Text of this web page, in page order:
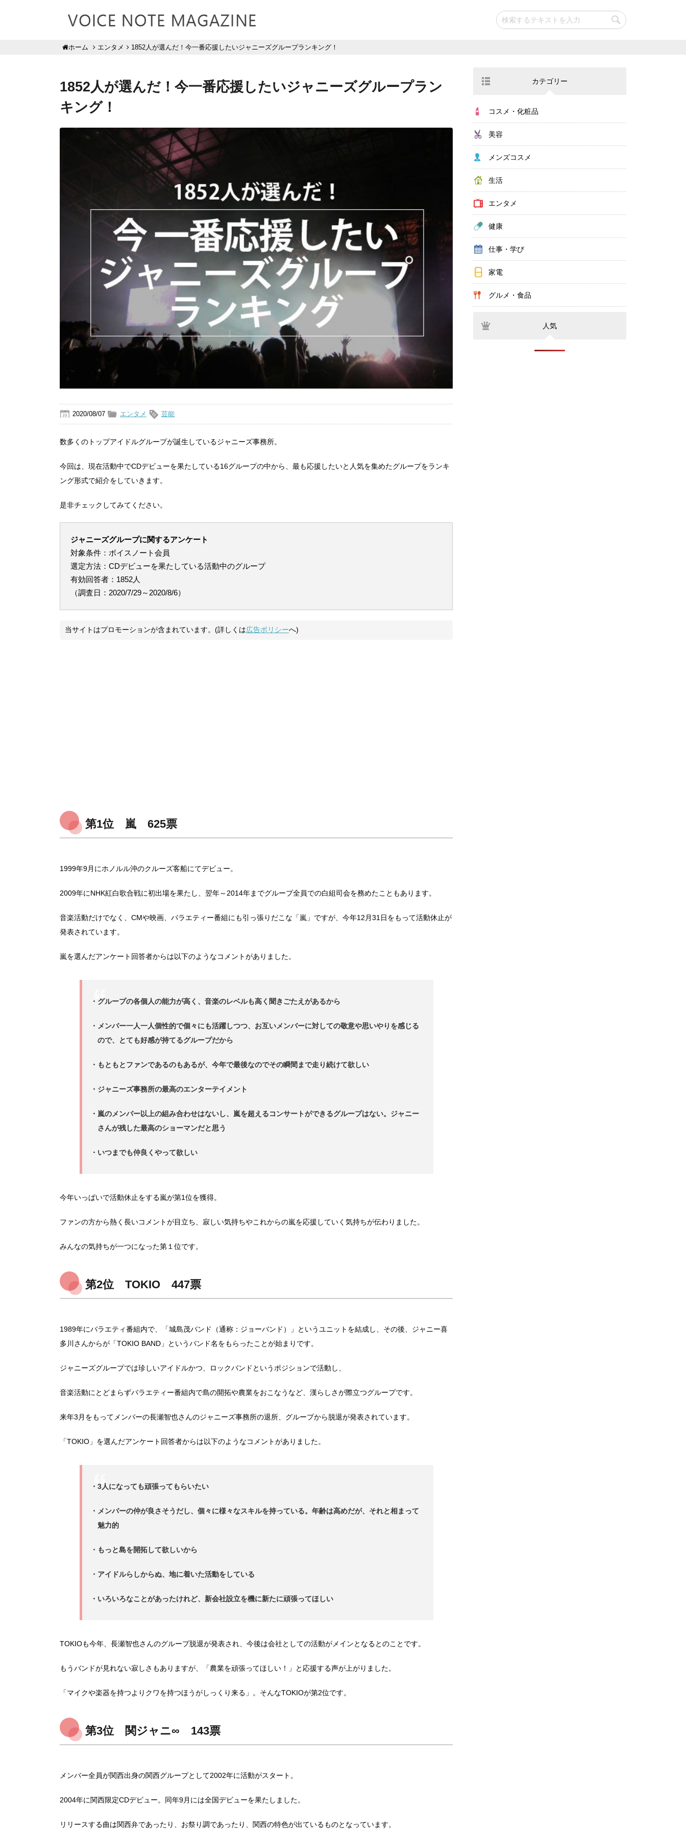
ホーム エンタメ 1852人が選んだ！今一番応援したいジャニーズグループランキング！
1852人が選んだ！今一番応援したいジャニーズグループラン
キング！
2020/08/07 エンタメ 芸能
数多くのトップアイドルグループが誕生しているジャニーズ事務所。
今回は、現在活動中でCDデビューを果たしている16グループの中から、最も応援したいと人気を集めたグループをランキ
ング形式で紹介をしていきます。
是非チェックしてみてください。
ジャニーズグループに関するアンケート
対象条件：ボイスノート会員
選定方法：CDデビューを果たしている活動中のグループ
有効回答者：1852人
（調査日：2020/7/29～2020/8/6）
当サイトはプロモーションが含まれています。(詳しくは広告ポリシーへ)
第1位 嵐 625票
1999年9月にホノルル沖のクルーズ客船にてデビュー。
2009年にNHK紅白歌合戦に初出場を果たし、翌年～2014年までグループ全員での白組司会を務めたこともあります。
音楽活動だけでなく、CMや映画、バラエティー番組にも引っ張りだこな「嵐」ですが、今年12月31日をもって活動休止が
発表されています。
嵐を選んだアンケート回答者からは以下のようなコメントがありました。
・グループの各個人の能力が高く、音楽のレベルも高く聞きごたえがあるから
・メンバー一人一人個性的で個々にも活躍しつつ、お互いメンバーに対しての敬意や思いやりを感じる
ので、とても好感が持てるグループだから
・もともとファンであるのもあるが、今年で最後なのでその瞬間まで走り続けて欲しい
・ジャニーズ事務所の最高のエンターテイメント
・嵐のメンバー以上の組み合わせはないし、嵐を超えるコンサートができるグループはない。ジャニー
さんが残した最高のショーマンだと思う
・いつまでも仲良くやって欲しい
今年いっぱいで活動休止をする嵐が第1位を獲得。
ファンの方から熱く長いコメントが目立ち、寂しい気持ちやこれからの嵐を応援していく気持ちが伝わりました。
みんなの気持ちが一つになった第１位です。
第2位 TOKIO 447票
1989年にバラエティ番組内で、「城島茂バンド（通称：ジョーバンド）」というユニットを結成し、その後、ジャニー喜
多川さんからが「TOKIO BAND」というバンド名をもらったことが始まりです。
ジャニーズグループでは珍しいアイドルかつ、ロックバンドというポジションで活動し、
音楽活動にとどまらずバラエティー番組内で島の開拓や農業をおこなうなど、漢らしさが際立つグループです。
来年3月をもってメンバーの長瀬智也さんのジャニーズ事務所の退所、グループから脱退が発表されています。
「TOKIO」を選んだアンケート回答者からは以下のようなコメントがありました。
・3人になっても頑張ってもらいたい
・メンバーの仲が良さそうだし、個々に様々なスキルを持っている。年齢は高めだが、それと相まって
魅力的
・もっと島を開拓して欲しいから
・アイドルらしからぬ、地に着いた活動をしている
・いろいろなことがあったけれど、新会社設立を機に新たに頑張ってほしい
TOKIOも今年、長瀬智也さんのグループ脱退が発表され、今後は会社としての活動がメインとなるとのことです。
もうバンドが見れない寂しさもありますが、「農業を頑張ってほしい！」と応援する声が上がりました。
「マイクや楽器を持つよりクワを持つほうがしっくり来る」。そんなTOKIOが第2位です。
第3位 関ジャニ∞ 143票
メンバー全員が関西出身の関西グループとして2002年に活動がスタート。
2004年に関西限定CDデビュー。同年9月には全国デビューを果たしました。
リリースする曲は関西弁であったり、お祭り調であったり、関西の特色が出ているものとなっています。
カテゴリー
コスメ・化粧品
美容
メンズコスメ
生活
エンタメ
健康
仕事・学び
家電
グルメ・食品
人気